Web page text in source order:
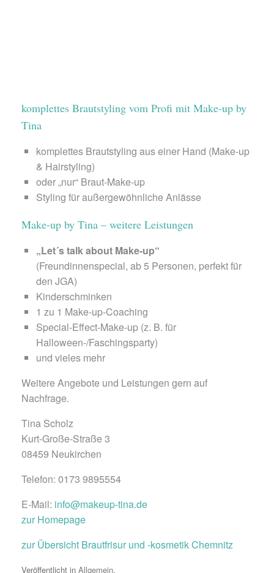
komplettes Brautstyling vom Profi mit Make-up by
Tina
komplettes Brautstyling aus einer Hand (Make-up
& Hairstyling)
oder „nur“ Braut-Make-up
Styling für außergewöhnliche Anlässe
Make-up by Tina – weitere Leistungen
„Let´s talk about Make-up“
(Freundinnenspecial, ab 5 Personen, perfekt für
den JGA)
Kinderschminken
1 zu 1 Make-up-Coaching
Special-Effect-Make-up (z. B. für
Halloween-/Faschingsparty)
und vieles mehr
Weitere Angebote und Leistungen gern auf
Nachfrage.
Tina Scholz
Kurt-Große-Straße 3
08459 Neukirchen
Telefon: 0173 9895554
E-Mail: info@makeup-tina.de
zur Homepage
zur Übersicht Brautfrisur und -kosmetik Chemnitz
Veröffentlicht in Allgemein.